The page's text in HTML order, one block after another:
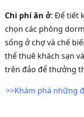
Chi phí ăn ở: Để tiết
chọn các phòng
sống ở chợ và chế
thể thuê khách sạn
trên đảo để thưởng
>>Khám phá những